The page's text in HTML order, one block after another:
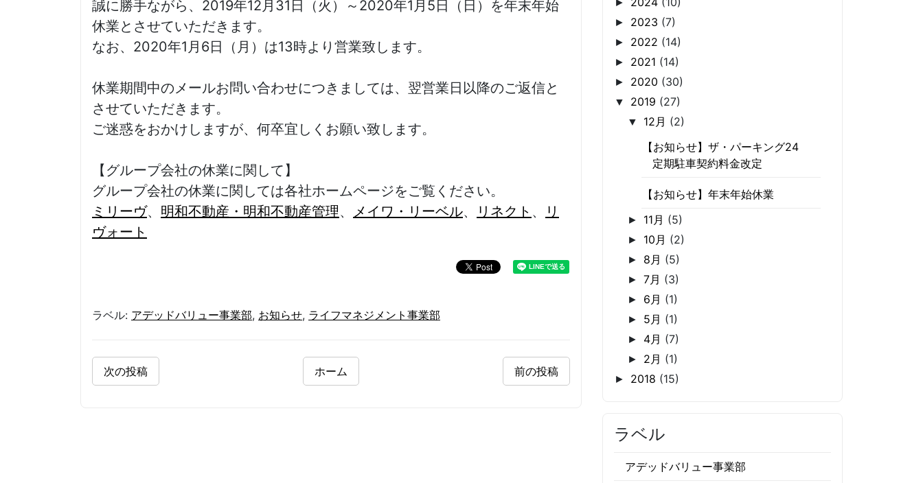
誠に勝手ながら、2019年12月31日（火）～2020年1月5日（日）を年末年始
休業とさせていただきます。
なお、2020年1月6日（月）は13時より営業致します。
休業期間中のメールお問い合わせにつきましては、翌営業日以降のご返信と
させていただきます。
ご迷惑をおかけしますが、何卒宜しくお願い致します。
【グループ会社の休業に関して】
グループ会社の休業に関しては各社ホームページをご覧ください。
ミリーヴ、 明和不動産・明和不動産管理、 メイワ・リーベル、 リネクト 、
リ
ヴォート
ラベル: アデッドバリュー事業部, お知らせ, ライフマネジメント事業部
次の投稿 前の投稿
ホーム
►
► 2023 (7)
► 2022 (14)
► 2021 (14)
► 2020 (30)
▼ 2019 (27)
▼ 12月 (2)
【お知らせ】ザ・パーキング24
定期駐車契約料金改定
【お知らせ】年末年始休業
► 11月 (5)
► 10月 (2)
► 8月 (5)
►7月 (3)
► 6月 (1)
► 5月 (1)
► 4月 (7)
► 2月 (1)
► 2018 (15)
ラベル
アデッドバリュー事業部